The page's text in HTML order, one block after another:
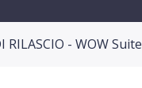
RILASCIO - WOW Suite